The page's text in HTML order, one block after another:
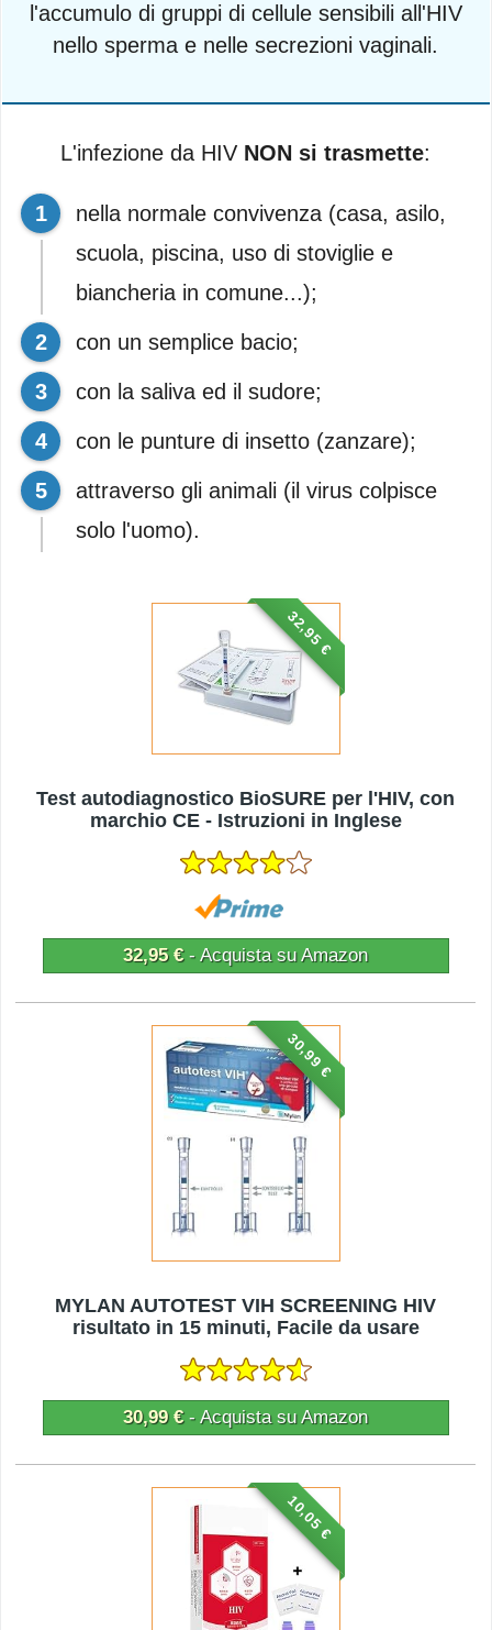
l'accumulo di gruppi di cellule sensibili all'HIV
nello sperma e nelle secrezioni vaginali.
L'infezione da HIV NON si trasmette:
nella normale convivenza (casa, asilo,
scuola, piscina, uso di stoviglie e
biancheria in comune...);
con un semplice bacio;
con la saliva ed il sudore;
con le punture di insetto (zanzare);
attraverso gli animali (il virus colpisce
solo l'uomo).
32,95 €
Test autodiagnostico BioSURE per l'HIV, con
marchio CE - Istruzioni in Inglese
32,95 €- Acquista su Amazon
30,99 €
MYLAN AUTOTEST VIH SCREENING HIV
risultato in 15 minuti, Facile da usare
30,99 €- Acquista su Amazon
10,05 €